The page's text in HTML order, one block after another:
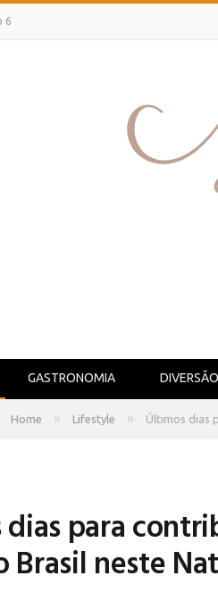
6
GASTRONOMIA DIVERSÃO
Home » Lifestyle » Últimos dias
para
Brasil neste